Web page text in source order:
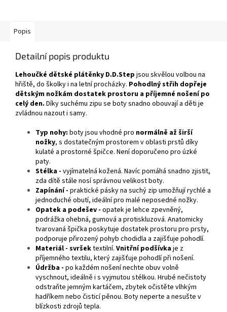
Popis
Detailní popis produktu
Lehoučké dětské plátěnky D.D.Step jsou skvělou volbou na
hřiště, do školky i na letní procházky. Pohodlný střih dopřeje
dětským nožkám dostatek prostoru a příjemné nošení po
celý den. Díky suchému zipu se boty snadno obouvají a děti je
zvládnou nazout i samy.
Typ nohy: boty jsou vhodné pro normálně až širší
nožky, s dostatečným prostorem v oblasti prstů díky
kulaté a prostorné špičce. Není doporučeno pro úzké
paty.
Stélka - vyjímatelná kožená. Navíc pomáhá snadno zjistit,
zda dítě stále nosí správnou velikost boty.
Zapínání - praktické pásky na suchý zip umožňují rychlé a
jednoduché obutí, ideální pro malé neposedné nožky.
Opatek a podešev - opatek je lehce zpevněný,
podrážka ohebná, gumová a protiskluzová. Anatomicky
tvarovaná špička poskytuje dostatek prostoru pro prsty,
podporuje přirozený pohyb chodidla a zajišťuje pohodlí.
Materiál - svršektextilní. Vnitřní podšívkaje z
příjemného textilu, který zajišťuje pohodlí při nošení.
Údržba - po každém nošení nechte obuv volně
vyschnout, ideálně i s vyjmutou stélkou. Hrubé nečistoty
odstraňte jemným kartáčem, zbytek očistěte vlhkým
hadříkem nebo čisticí pěnou. Boty neperte a nesušte v
blízkosti zdrojů tepla.